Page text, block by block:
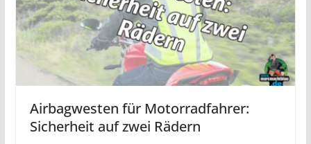
Airbagwesten für Motorradfahrer:
Sicherheit auf zwei Rädern